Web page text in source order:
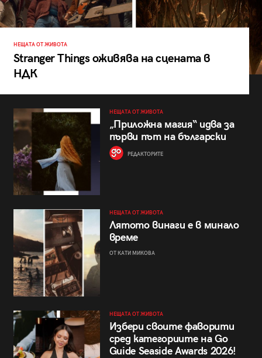
НЕЩАТА ОТ ЖИВОТА
Stranger Things оживява на сцената в
НДК
НЕЩАТА ОТ ЖИВОТА
„Приложна магия“ идва за
първи път на български
РЕДАКТОРИТЕ
НЕЩАТА ОТ ЖИВОТА
Лятото винаги е в минало
време
ОТ КАТИ МИКОВА
НЕЩАТА ОТ ЖИВОТА
Избери своите фаворити
сред категориите на Go
Guide Seaside Awards 2026!